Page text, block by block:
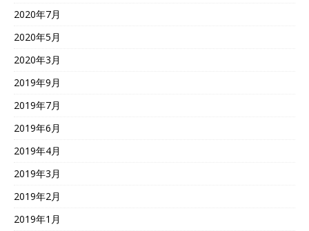
2020年7月
2020年5月
2020年3月
2019年9月
2019年7月
2019年6月
2019年4月
2019年3月
2019年2月
2019年1月